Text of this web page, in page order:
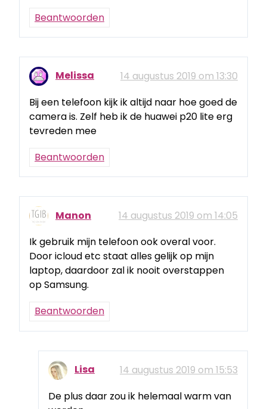
Beantwoorden
Melissa
14 augustus 2019 om 13:30
Bij een telefoon kijk ik altijd naar hoe goed de
camera is. Zelf heb ik de huawei p20 lite erg
tevreden mee
Beantwoorden
Manon
14 augustus 2019 om 14:05
Ik gebruik mijn telefoon ook overal voor.
Door icloud etc staat alles gelijk op mijn
laptop, daardoor zal ik nooit overstappen
op Samsung.
Beantwoorden
Lisa
14 augustus 2019 om 15:53
De plus daar zou ik helemaal warm van